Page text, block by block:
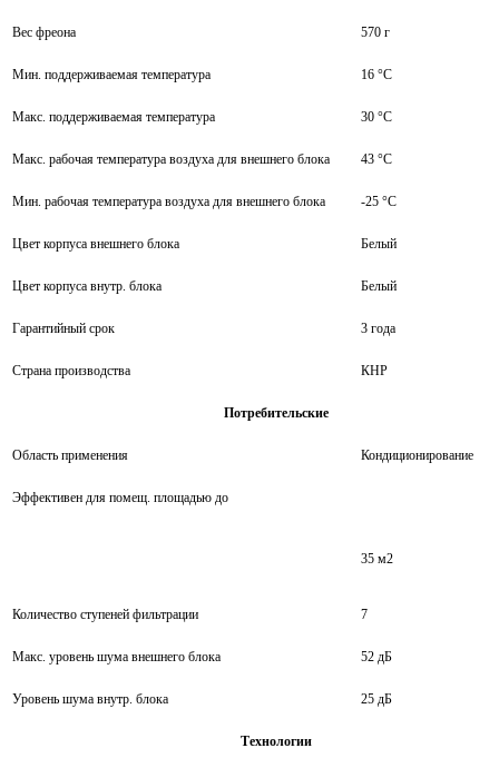
Вес фреона 570 г
Мин. поддерживаемая температура 16 °С
Макс. поддерживаемая температура 30 °С
Макс. рабочая температура воздуха для внешнего блока 43 °С
Мин. рабочая температура воздуха для внешнего блока -25 °С
Цвет корпуса внешнего блока Белый
Цвет корпуса внутр. блока Белый
Гарантийный срок 3 года
Страна производства КНР
Потребительские
Область применения Кондиционирование
Эффективен для помещ. площадью до
35 м2
Количество ступеней фильтрации 7
Макс. уровень шума внешнего блока 52 дБ
Уровень шума внутр. блока 25 дБ
Технологии